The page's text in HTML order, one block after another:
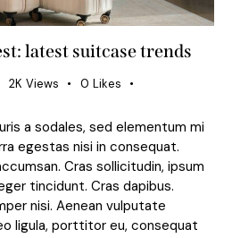
latest suitcase trends
2K Views 0 Likes
a sodales, sed elementum mi
egestas nisi in consequat.
Cras sollicitudin, ipsum
tincidunt. Cras dapibus.
nisi. Aenean vulputate
ligula, porttitor eu, consequat